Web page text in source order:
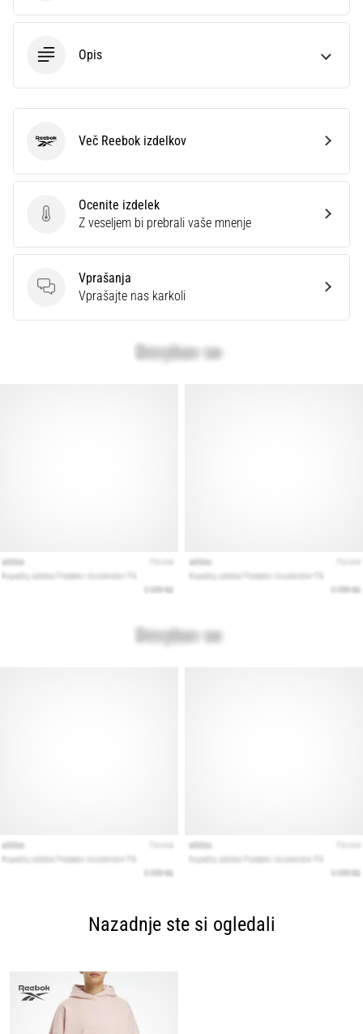
Opis
Ocenite izdelek
Ocenite izdelek
Z veseljem bi prebrali vaše mnenje
Vprašanja
Vprašanja
Vprašajte nas karkoli
ReebokVeč Reebok izdelkov
Nazadnje ste si ogledali